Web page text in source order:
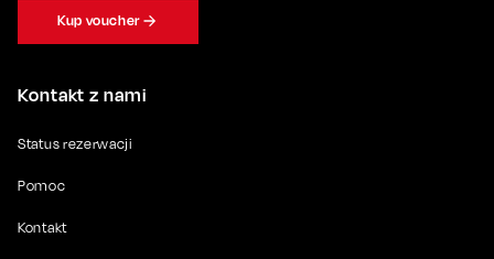
Kontakt z nami
Status rezerwacji
Pomoc
Kontakt
Kup voucher